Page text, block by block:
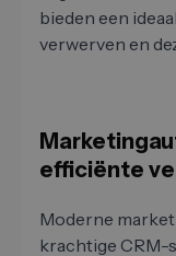
bieden een
verwerven en
efficiënte
Moderne
krachtige CRM-